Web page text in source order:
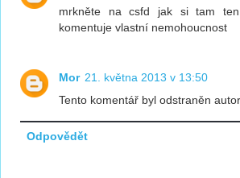
mrkněte na csfd jak si tam ten
komentuje vlastní nemohoucnost
Mor 21. května 2013 v 13:50
Tento komentář byl odstraněn
Odpovědět